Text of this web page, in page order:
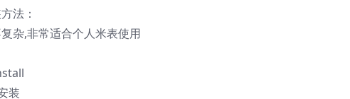
法：
杂,非常适合个人米表使用
装